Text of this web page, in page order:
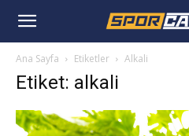
Ana Sayfa Etiketler Alkali
Etiket: alkali